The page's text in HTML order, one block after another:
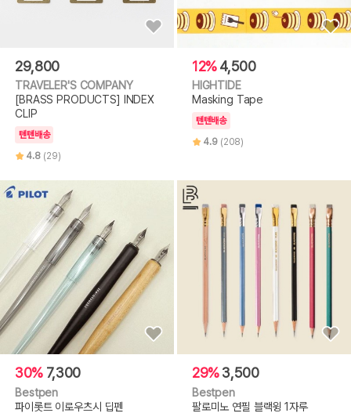
29,800
TRAVELER'S COMPANY
[BRASS PRODUCTS] INDEX
CLIP
텐텐배송
4.8 (29)
12%4,500
HIGHTIDE
Masking Tape
텐텐배송
4.9 (208)
30% 7,300
Bestpen
파이롯트 이로우츠시 딥펜
29%3,500
Bestpen
팔로미노 연필 블랙윙 1자루